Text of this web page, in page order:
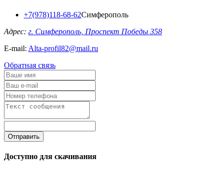
+7(978)118-68-62Симферополь
Адрес: г. Симферополь, Проспект Победы 358
E-mail: Alta-profil82@mail.ru
Обратная связь
Отправить
Доступно для скачивания